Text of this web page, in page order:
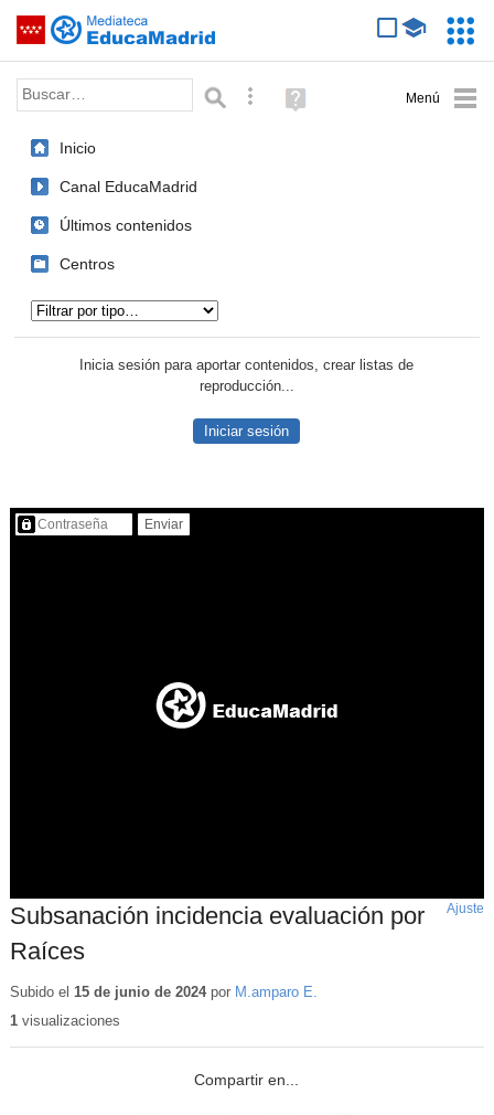
Saltar navegación
Palabra o frase: Búsqueda avanzada
Ayuda
(en
Inicio
Canal EducaMadrid
Últimos contenidos
Centros
Inicia sesión para aportar contenidos, crear listas de
reproducción...
Iniciar sesión
Contenido protegido…
Subsanación incidencia evaluación por
Raíces
Ajuste
Subido el 15 de junio de 2024por M.amparo E.
1visualizaciones